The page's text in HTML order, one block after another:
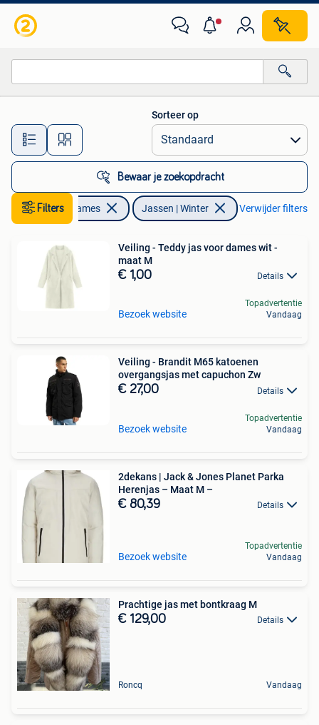
Alle afstanden…
Sorteer op
Bewaar je zoekopdracht
Filters
Kleding | Dames Jassen | Winter Verwijder filters
Veiling - Teddy jas voor dames wit -
maat M
€ 1,00 Details
Bezoek website
Topadvertentie
Vandaag
Veiling - Brandit M65 katoenen
overgangsjas met capuchon Zw
€ 27,00 Details
Bezoek website
Topadvertentie
Vandaag
2dekans | Jack & Jones Planet Parka
Herenjas – Maat M –
€ 80,39 Details
Bezoek website
Topadvertentie
Vandaag
Prachtige jas met bontkraag M
€ 129,00 Details
Roncq Vandaag